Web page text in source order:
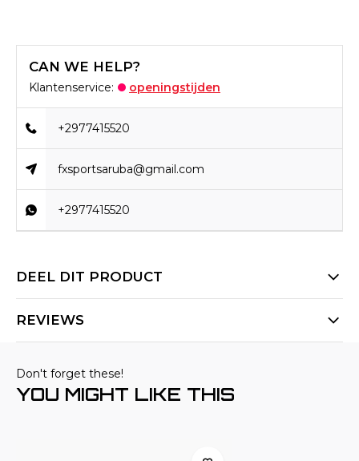
CAN WE HELP?
Klantenservice: openingstijden
+2977415520
fxsportsaruba@gmail.com
+2977415520
DEEL DIT PRODUCT
REVIEWS
Don't forget these!
YOU MIGHT LIKE THIS